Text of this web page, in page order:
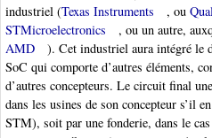
industriel (Texas Instruments , ou
STMicroelectronics
, ou un autre,
AMD
). Cet industriel aura intégré le
SoC qui comporte d’autres éléments,
d’autres concepteurs. Le circuit final
dans les usines de son concepteur s’il
STM), soit par une fonderie, dans le